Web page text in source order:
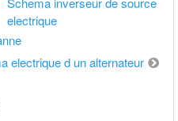
electrique
electrique d un alternateur